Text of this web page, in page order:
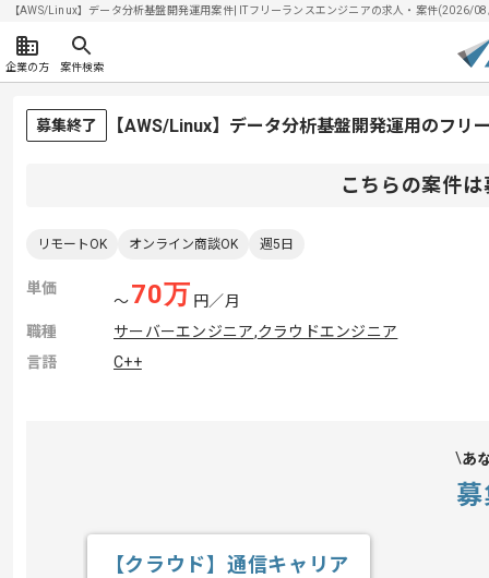
【AWS/Linux】データ分析基盤開発運用案件| ITフリーランスエンジニアの求人・案件(2026/
企業の方 案件検索
募集終了 【AWS/Linux】データ分析基盤開発運用のフリ
こちらの案件
リモートOK オンライン商談OK 週5日
単価
〜70万 円／月
職種
サーバーエンジニア,クラウドエンジニア
言語
C++
あ
【クラウド】通信キャリア